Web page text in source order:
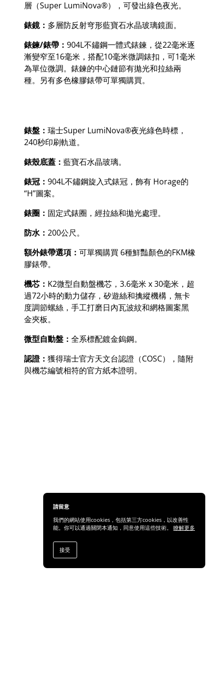
層（Super LumiNova®），可發出綠色夜光。
錶鏡： 多層防反射穹形藍寶石水晶玻璃鏡面。
錶鍊/錶帶： 904L不鏽鋼一體式錶鍊，從22毫米逐
漸變窄至16毫米，搭配10毫米微調錶扣，可1毫米
為單位微調。錶鍊的中心鏈節有拋光和拉絲兩
種。另有多色橡膠錶帶可單獨購買。
錶盤： 瑞士Super LumiNova®夜光綠色時標，
240秒印刷軌道。
錶殼底蓋： 藍寶石水晶玻璃。
錶冠： 904L不鏽鋼旋入式錶冠，飾有 Horage的
“H”圖案。
錶圈： 固定式錶圈，經拉絲和拋光處理。
防水： 200公尺。
額外錶帶選項： 可單獨購買 6種鮮豔顏色的FKM橡
膠錶帶。
機芯： K2微型自動盤機芯， 3.6毫米x 30毫米，超
過72小時的動力儲存，矽遊絲和擒縱機構，無卡
度調節螺絲，手工打磨日內瓦波紋和網格圖案黑
金夾板。
微型自動盤： 全系標配鍍金鎢鋼。
認證： 獲得瑞士官方天文台認證（COSC），隨附
與機芯編號相符的官方紙本證明。
請留意
我們的網站使用cookies，包括第三方cookies，以改善性
能。你可以通過關閉本通知，同意使用這些技術。 瞭解更多
接受